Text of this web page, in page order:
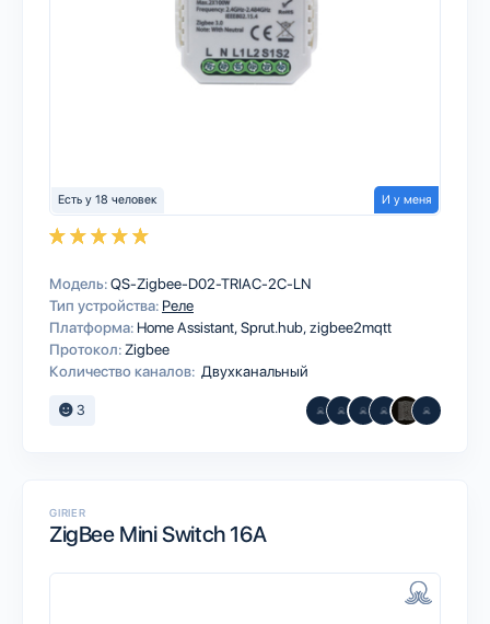
Есть у 18 человек И у меня
Модель:QS-Zigbee-D02-TRIAC-2C-LN
Тип устройства: Реле
Платформа: Home AssistantSprut.hubzigbee2mqtt
Протокол: Zigbee
Количество каналов: Двухканальный
3
GIRIER
ZigBee Mini Switch 16A